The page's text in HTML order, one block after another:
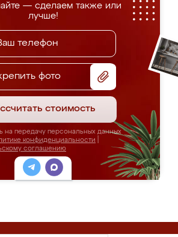
— сделаем также или
лучше!
фото
стоимость
на передачу персональных данных
конфиденциальности
соглашению